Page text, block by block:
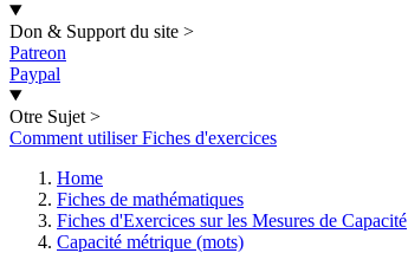
Don & Support du site >
Patreon
Paypal
Otre Sujet >
Comment utiliser Fiches d'exercices
Home
Fiches de mathématiques
Fiches d'Exercices sur les Mesures de Capacité
Capacité métrique (mots)